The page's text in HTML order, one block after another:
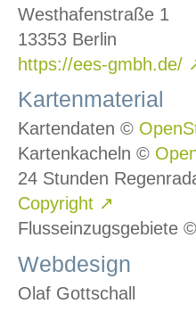
Westhafenstraße 1
13353 Berlin
https://ees-gmbh.de/
Kartenmaterial
Kartendaten ©
Kartenkacheln ©
24 Stunden
Copyright ↗
Flusseinzugsgebiete
Webdesign
Olaf Gottschall